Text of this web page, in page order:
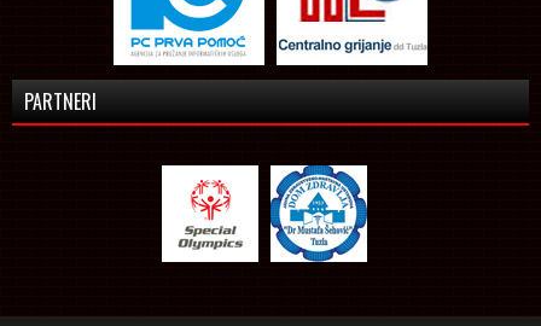
PARTNERI